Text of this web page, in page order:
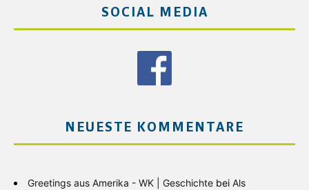
SOCIAL MEDIA
NEUESTE KOMMENTARE
Greetings aus Amerika - WK | Geschichte bei Als